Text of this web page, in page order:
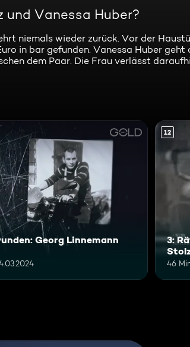
und Vanessa Huber?
niemals wieder zurück. Vor der
in bar gefunden. Vanessa Huber geht
dem Paar. Die Frau verlässt
Georg Linnemann
12
3:
46